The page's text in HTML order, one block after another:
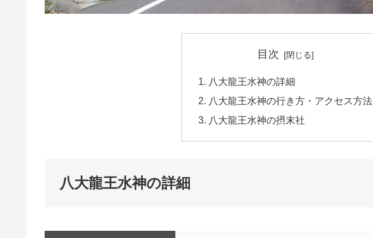
目次
八大龍王水神の詳細
八大龍王水神の行き方・アクセス方法
八大龍王水神の摂末社
八大龍王水神の詳細